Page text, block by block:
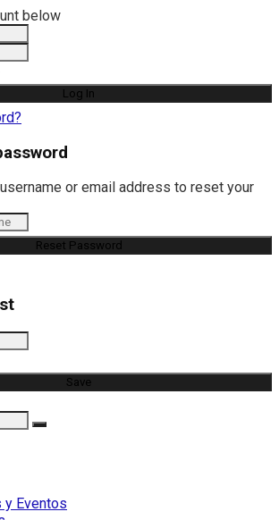
below
or email address to reset your
y Eventos